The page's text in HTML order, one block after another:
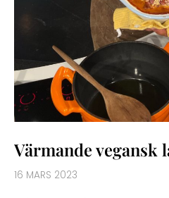
Värmande vegansk
16 MARS 2023